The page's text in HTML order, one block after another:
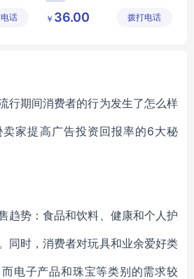
司话
技有限公
￥ 36.00 拨打电话
行期间消费者的行为发生了怎么样
家提高广告投资回报率的6大秘
趋势：食品和饮料、健康和个人护
同时，消费者对玩具和业余爱好类
电子产品和珠宝等类别的需求较